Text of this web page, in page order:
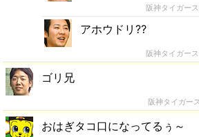
阪神タイガース
アホウドリ⁇
阪神タイガース
ゴリ兄
阪神タイガー
おはぎタコ口になってるぅ～